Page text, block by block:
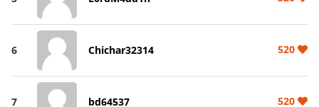
6 Chichar32314 520
7 bd64537 520